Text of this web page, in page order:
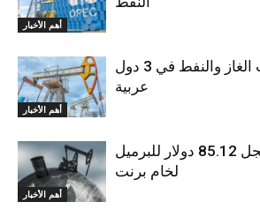
أهم الأخبار
أهم الأخبار
انخفاض حفارات الغاز والنفط في 3 دول
عربية
أهم الأخبار
أسعار النفط تسجل 85.12 دولار للبرميل
لخام برنت